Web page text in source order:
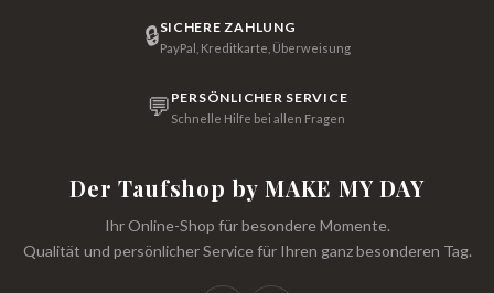
🔒SICHERE ZAHLUNG
PayPal, Kreditkarte, Überweisung
💬 PERSÖNLICHER SERVICE
Schnelle Hilfe bei allen Fragen
Der Taufshop by MAKE MY DAY
Ihr Online-Shop für besondere Momente.
Qualität und persönlicher Service für Ihren ganz besonderen Tag.